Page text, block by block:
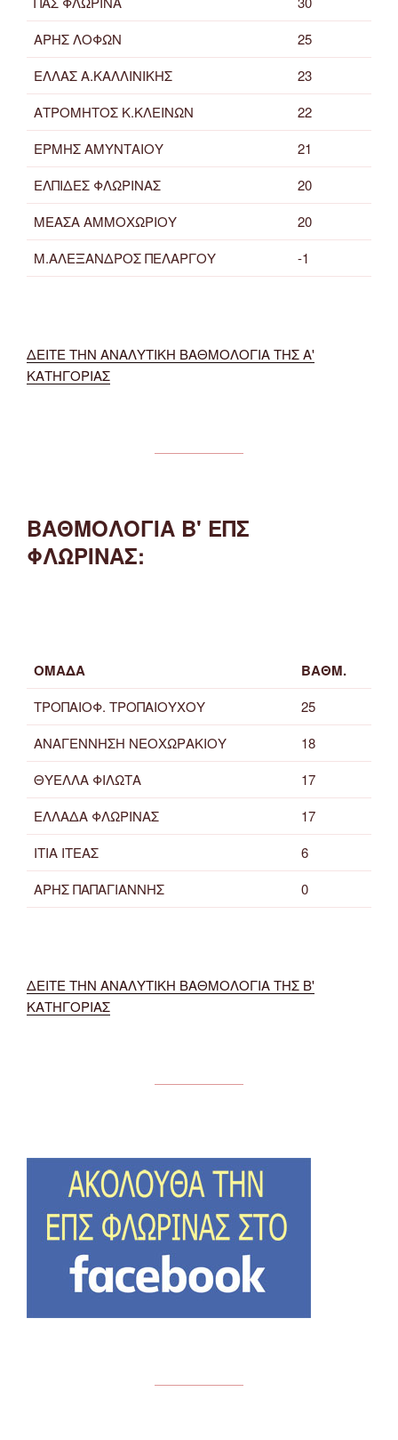
ΑΡΗΣ ΛΟΦΩΝ
25
ΕΛΛΑΣ Α.ΚΑΛΛΙΝΙΚΗΣ
23
ΑΤΡΟΜΗΤΟΣ Κ.ΚΛΕΙΝΩΝ
22
ΕΡΜΗΣ ΑΜΥΝΤΑΙΟΥ
21
ΕΛΠΙΔΕΣ ΦΛΩΡΙΝΑΣ
20
ΜΕΑΣΑ ΑΜΜΟΧΩΡΙΟΥ
20
Μ.ΑΛΕΞΑΝΔΡΟΣ ΠΕΛΑΡΓΟΥ
-1
ΔΕΙΤΕ ΤΗΝ ΑΝΑΛΥΤΙΚΗ ΒΑΘΜΟΛΟΓΙΑ ΤΗΣ Α'
ΚΑΤΗΓΟΡΙΑΣ
ΒΑΘΜΟΛΟΓΙΑ Β' ΕΠΣ
ΦΛΩΡΙΝΑΣ:
ΟΜΑΔΑ ΒΑΘΜ.
ΤΡΟΠΑΙΟΦ. ΤΡΟΠΑΙΟΥΧΟΥ
25
ΑΝΑΓΕΝΝΗΣΗ ΝΕΟΧΩΡΑΚΙΟΥ
18
ΘΥΕΛΛΑ ΦΙΛΩΤΑ
17
ΕΛΛΑΔΑ ΦΛΩΡΙΝΑΣ
17
ΙΤΙΑ ΙΤΕΑΣ
6
ΑΡΗΣ ΠΑΠΑΓΙΑΝΝΗΣ
0
ΔΕΙΤΕ ΤΗΝ ΑΝΑΛΥΤΙΚΗ ΒΑΘΜΟΛΟΓΙΑ ΤΗΣ Β'
ΚΑΤΗΓΟΡΙΑΣ